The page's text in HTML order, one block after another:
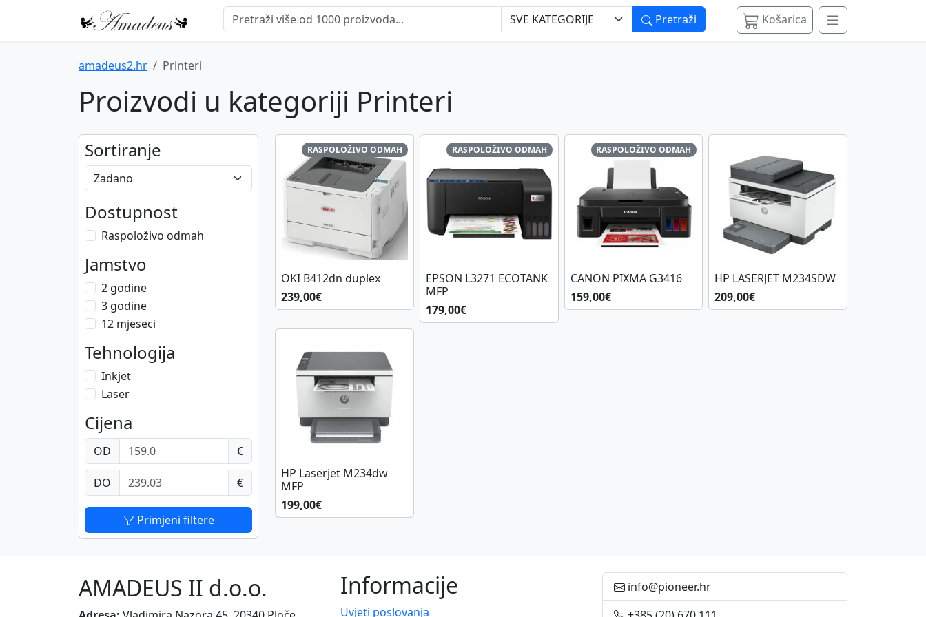
Pretraži Košarica
amadeus2.hr Printeri
Proizvodi u kategoriji Printeri
Sortiranje
Dostupnost
Raspoloživo odmah
Jamstvo
2 godine
3 godine
12 mjeseci
Tehnologija
Inkjet
Laser
Cijena
OD €
DO €
Primjeni filtere
RASPOLOŽIVO ODMAH
OKI B412dn duplex
239,00€
RASPOLOŽIVO ODMAH
EPSON L3271 ECOTANK
MFP
179,00€
RASPOLOŽIVO ODMAH
CANON PIXMA G3416
159,00€
HP LASERJET M234SDW
209,00€
HP Laserjet M234dw
MFP
199,00€
AMADEUS II d.o.o. Informacije
Uvjeti poslovanja
info@pioneer.hr